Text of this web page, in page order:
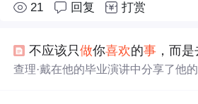
21 回复 打赏
不应该只做你喜欢的事 ，而
查理·戴在他的毕业演讲中分享了他